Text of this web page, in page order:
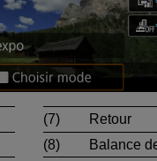
(7)
Retour
(8)
Balance